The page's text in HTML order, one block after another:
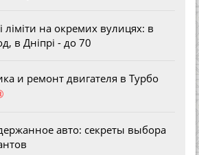
ліміти на окремих вулицях: в
в Дніпрі - до 70
и ремонт двигателя в Турбо
авто: секреты выбора